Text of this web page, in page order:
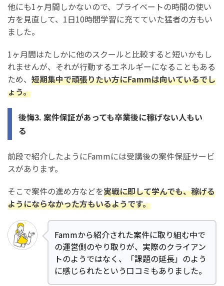
他にも1ヶ月間しかないので、プライベートの時間の使い
方を見直して、1日10時間学習に充てていた猛者の方もい
ました。
1ヶ月間はたしかに他のスクールと比較すると短いかもし
れませんが、それが行動するエネルギーになることもある
ため、 短期集中で頑張りたい方にFammは向いているでし
ょう。
後悔3. 案件保証があっても卒業後に稼げない人もい
る
前段で紹介したようにFammには受講後の案件保証サービ
スがあります。
そこで案件の進め方などを実戦に即して学んでも、稼げる
ようにならなかった方もいるようです。
Fammから紹介された案件に取り組む中で
の運営側のやり取りが、実際のクライアン
トのようではなく、「課題の延長」のよう
に感じられたという口コミもありました。